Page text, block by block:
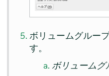
ボリュームグルー
す。
ボリュームグ